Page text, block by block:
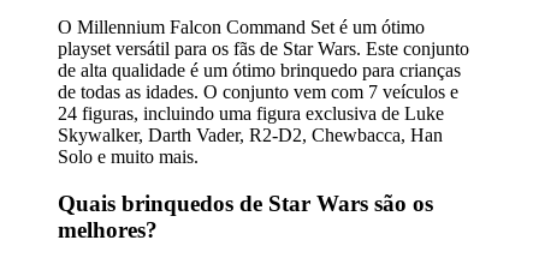
O Millennium Falcon Command Set é um ótimo
playset versátil para os fãs de Star Wars. Este conjunto
de alta qualidade é um ótimo brinquedo para crianças
de todas as idades. O conjunto vem com 7 veículos e
24 figuras, incluindo uma figura exclusiva de Luke
Skywalker, Darth Vader, R2-D2, Chewbacca, Han
Solo e muito mais.
Quais brinquedos de Star Wars são os
melhores?